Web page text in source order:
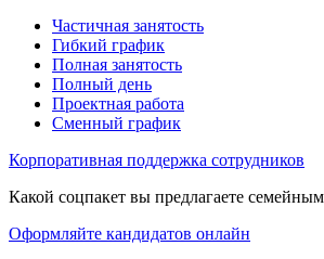
Частичная занятость
Гибкий график
Полная занятость
Полный день
Проектная работа
Сменный график
Корпоративная поддержка сотрудников
Какой соцпакет вы предлагаете
Оформляйте кандидатов онлайн